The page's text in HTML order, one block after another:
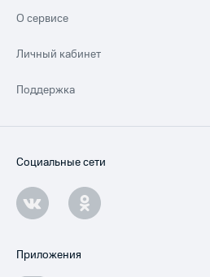
О сервисе
Личный кабинет
Поддержка
Социальные сети
Приложения